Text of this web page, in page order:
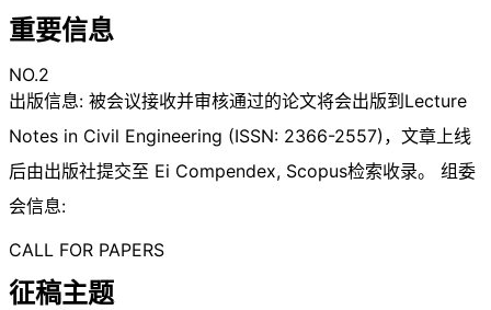
重要信息
NO.2
出版信息: 被会议接收并审核通过的论文将会出版到Lecture
Notes in Civil Engineering (ISSN: 2366-2557)，文章上线
后由出版社提交至 Ei Compendex, Scopus检索收录。 组委
会信息:
CALL FOR PAPERS
征稿主题